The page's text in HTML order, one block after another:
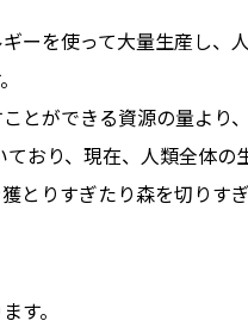
ーを使って大量生産し
とができる資源の量よ
おり、現在、人類全体の
とりすぎたり森を切り
す。